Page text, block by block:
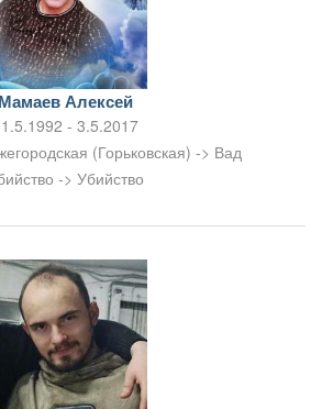
Мамаев Алексей
- 3.5.2017
(Горьковская) -> Вад
-> Убийство